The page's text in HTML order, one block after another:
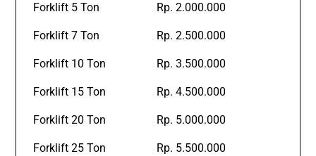
Forklift 5 Ton Rp. 2.000.000
Forklift 7 Ton Rp. 2.500.000
Forklift 10 Ton Rp. 3.500.000
Forklift 15 Ton Rp. 4.500.000
Forklift 20 Ton Rp. 5.000.000
Forklift 25 Ton Rp. 5.500.000